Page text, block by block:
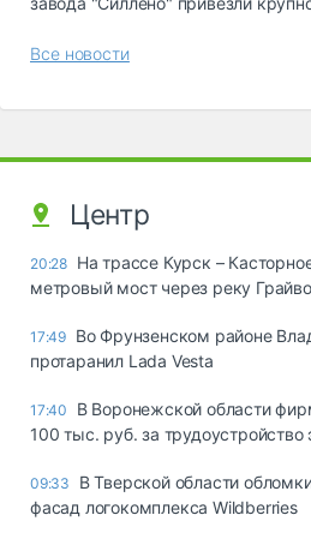
Все новости
Центр
20:28 На трассе Курск –
метровый мост через реку
17:49 Во Фрунзенском районе
протаранил Lada Vesta
17:40
В Воронежской области
100 тыс. руб. за
09:33
В Тверской области
фасад логокомплекса Wildberries